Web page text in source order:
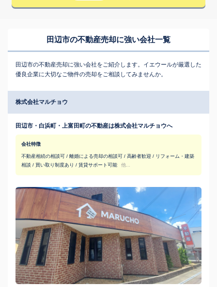
田辺市の不動産売却に強い会社一覧
田辺市の不動産売却に強い会社をご紹介します。イエウールが厳選した
優良企業に大切なご物件の売却をご相談してみませんか。
株式会社マルチョウ
田辺市・白浜町・上富田町の不動産は株式会社マルチョウへ
会社特徴
不動産相続の相談可 / 離婚による売却の相談可 / 高齢者歓迎 / リフォーム・建築
相談 / 買い取り制度あり / 賃貸サポート可能
他...